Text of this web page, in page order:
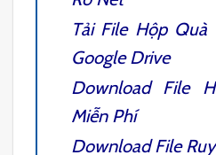
Tải File Hộp Quà
Google Drive
Download File
Miễn Phí
Download File